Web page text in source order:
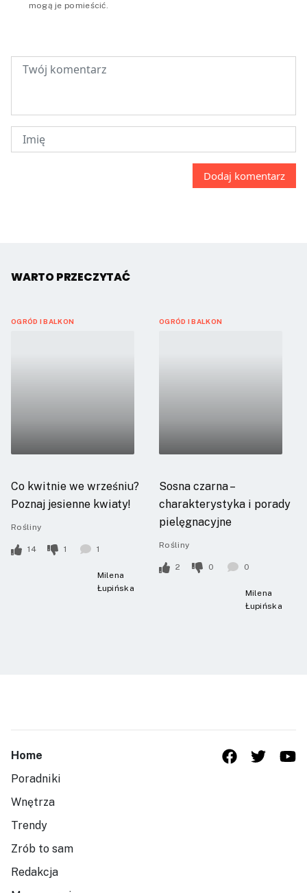
mogą je pomieścić.
WARTO PRZECZYTAĆ
OGRÓD I BALKON
Co kwitnie we wrześniu?
Poznaj jesienne kwiaty!
Rośliny
14 1 1
Milena
Łupińska
OGRÓD I BALKON
Sosna czarna –
charakterystyka i porady
pielęgnacyjne
Rośliny
2 0 0
Milena
Łupińska
Home
Poradniki
Wnętrza
Trendy
Zrób to sam
Redakcja